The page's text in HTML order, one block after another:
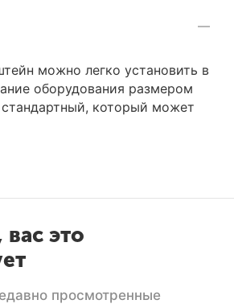
можно легко установить в
оборудования размером
который может
это
просмотренные